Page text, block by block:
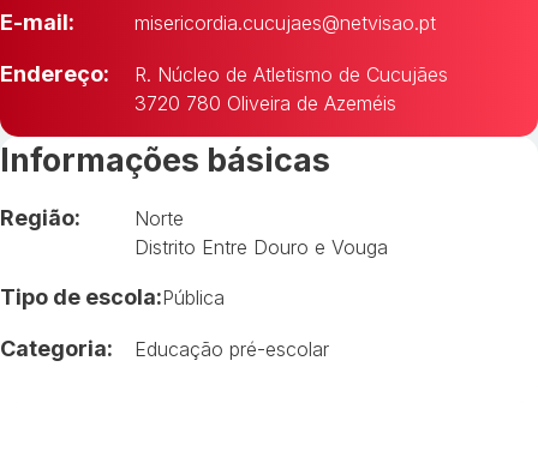
E-mail: misericordia.cucujaes@netvisao.pt
Endereço:
R. Núcleo de Atletismo de Cucujães
3720 780 Oliveira de Azeméis
Informações básicas
Região:
Norte
Distrito Entre Douro e Vouga
Tipo de escola:Pública
Categoria: Educação pré-escolar